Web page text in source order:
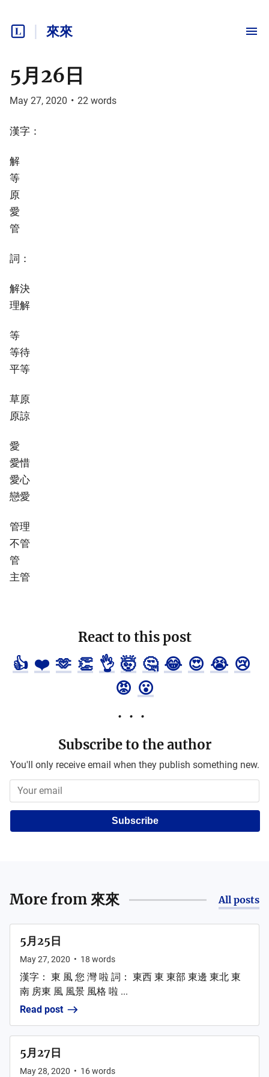
來來
5月26日
May 27, 2020 • 22 words
漢字：
解
等
原
愛
管
詞：
解決
理解
等
等待
平等
草原
原諒
愛
愛惜
愛心
戀愛
管理
不管
管
主管
React to this post
👍 ❤️ 🫶 👏 👌 🤯 🤔 😂 😍 😭 😢
😡 😮
Subscribe to the author
You'll only receive email when they publish something new.
Subscribe
More from來來 All posts
5月25日
May 27, 2020 • 18 words
漢字： 東 風 您 灣 啦 詞： 東西 東 東部 東邊 東北 東
南 房東 風 風景 風格 啦 ...
Read post
5月27日
May 28, 2020 • 16words